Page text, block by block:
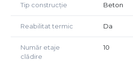
Tip construcție Beton
Reabilitat termic Da
Număr etaje
clădire
10